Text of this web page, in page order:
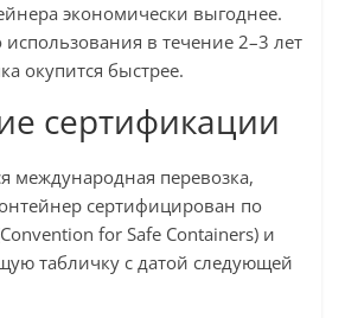
экономически выгоднее.
использования в течение 2–3 лет
окупится быстрее.
сертификации
международная перевозка,
сертифицирован по
for Safe Containers) и
табличку с датой следующей